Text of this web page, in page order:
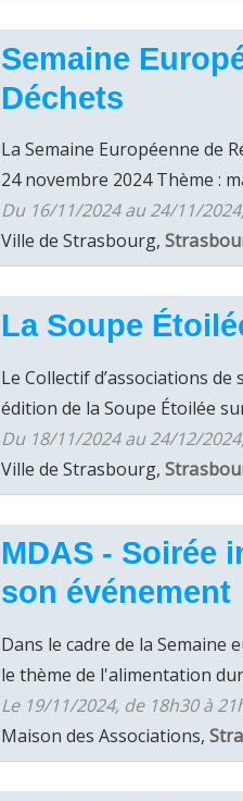
Semaine
Déchets
La Semaine Européenne de
24 novembre 2024 Thème :
Du 16/11/2024 au 24/11/
Ville de Strasbourg,
La Soupe
Le Collectif d’associations
édition de la Soupe Étoilée
Du 18/11/2024 au 24/12/
Ville de Strasbourg,
MDAS - Soirée
son événement
Dans le cadre de la Semaine
le thème de l'alimentation
Le 19/11/2024, de 18h30 à
Maison des Associations,